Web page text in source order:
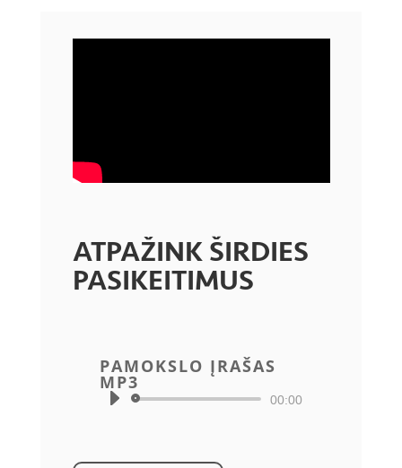
ATPAŽINK ŠIRDIES
PASIKEITIMUS
PAMOKSLO ĮRAŠAS
MP3
Audio
00:00